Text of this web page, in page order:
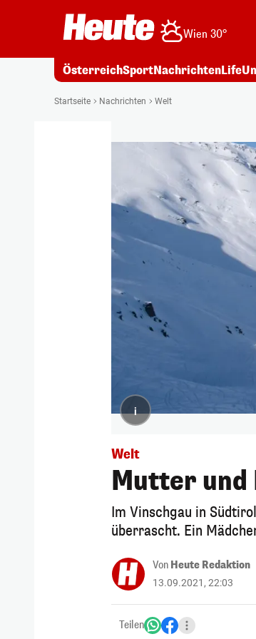
Wien 30°
ÖsterreichSportNachrichtenLife
Startseite Nachrichten Welt
i
Welt
Mutter und
Im Vinschgau in
überrascht. Ein
Von Heute Redaktion
13.09.2021, 22:03
Teilen